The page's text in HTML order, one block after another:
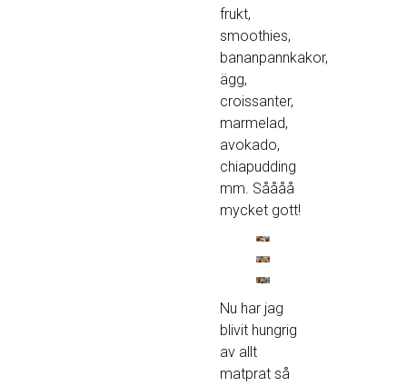
frukt,
smoothies,
bananpannkakor,
ägg,
croissanter,
marmelad,
avokado,
chiapudding
mm. Såååå
mycket gott!
Nu har jag
blivit hungrig
av allt
matprat så